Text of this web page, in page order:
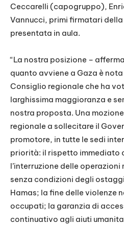
Ceccarelli (capogruppo),
Vannucci, primi firmatari
presentata in aula.
“La nostra posizione –
quanto avviene a Gaza è
Consiglio regionale che ha
larghissima maggioranza e
nostra proposta. Una
regionale a sollecitare il
promotore, in tutte le sedi
priorità: il rispetto immediato
l’interruzione delle
senza condizioni degli
Hamas; la fine delle violenze
occupati; la garanzia di
continuativo agli aiuti